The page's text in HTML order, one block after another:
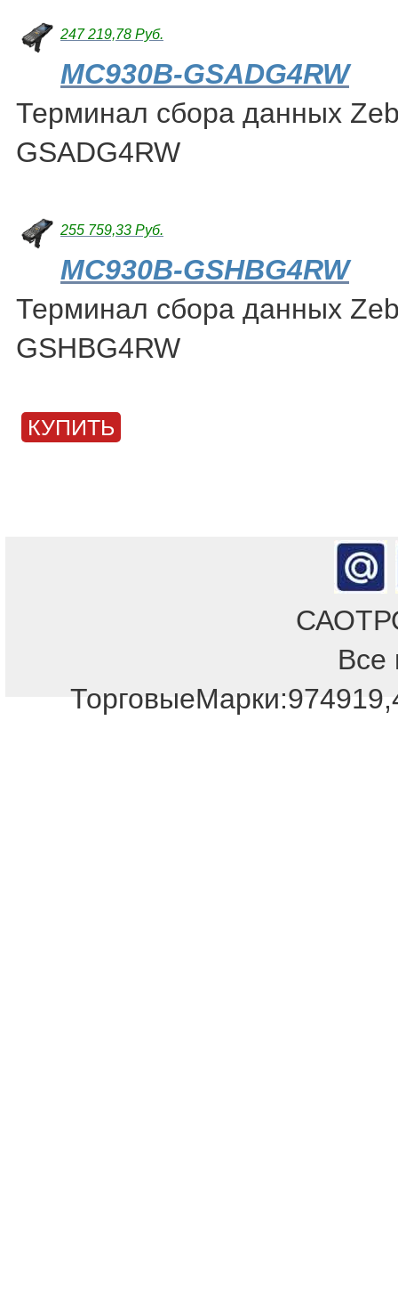
247 219,78 Руб.
MC930B-GSADG4RW
Терминал сбора данных
GSADG4RW
255 759,33 Руб.
MC930B-GSHBG4RW
Терминал сбора данных
GSHBG4RW
КУПИТЬ
Все